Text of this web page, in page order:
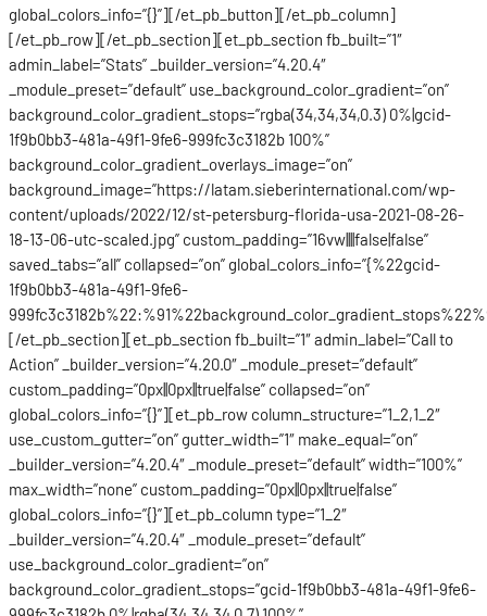
global_colors_info=”{}”][/et_pb_button][/et_pb_column]
[/et_pb_row][/et_pb_section][et_pb_section fb_built=”1″
admin_label=”Stats” _builder_version=”4.20.4″
_module_preset=”default” use_background_color_gradient=”on”
background_color_gradient_stops=”rgba(34,34,34,0.3) 0%|gcid-
1f9b0bb3-481a-49f1-9fe6-999fc3c3182b 100%”
background_color_gradient_overlays_image=”on”
background_image=”https://latam.sieberinternational.com/wp-
content/uploads/2022/12/st-petersburg-florida-usa-2021-08-26-
18-13-06-utc-scaled.jpg” custom_padding=”16vw||||false|false”
saved_tabs=”all” collapsed=”on” global_colors_info=”{%22gcid-
1f9b0bb3-481a-49f1-9fe6-
[/et_pb_section][et_pb_section fb_built=”1″ admin_label=”Call to
Action” _builder_version=”4.20.0″ _module_preset=”default”
custom_padding=”0px||0px||true|false” collapsed=”on”
global_colors_info=”{}”][et_pb_row column_structure=”1_2,1_2″
use_custom_gutter=”on” gutter_width=”1″ make_equal=”on”
_builder_version=”4.20.4″ _module_preset=”default” width=”100%”
max_width=”none” custom_padding=”0px||0px||true|false”
global_colors_info=”{}”][et_pb_column type=”1_2″
_builder_version=”4.20.4″ _module_preset=”default”
use_background_color_gradient=”on”
background_color_gradient_stops=”gcid-1f9b0bb3-481a-49f1-9fe6-